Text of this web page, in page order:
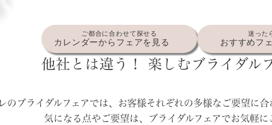
ご都合に合わせて探せる
カレンダーからフェアを見る
迷った
おすすめフ
他社とは違う！ 楽しむブライダル
のブライダルフェアでは、お客様それぞれの多様なご要望に合
気になる点やご要望は、ブライダルフェアでお気軽に